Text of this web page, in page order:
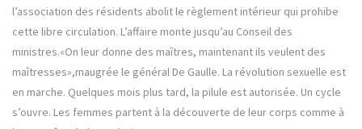
l’association des résidents abolit le règlement intérieur qui prohibe
cette libre circulation. L’affaire monte jusqu’au Conseil des
ministres.«On leur donne des maîtres, maintenant ils veulent des
maîtresses»,maugrée le général De Gaulle. La révolution sexuelle est
en marche. Quelques mois plus tard, la pilule est autorisée. Un cycle
s’ouvre. Les femmes partent à la découverte de leur corps comme à